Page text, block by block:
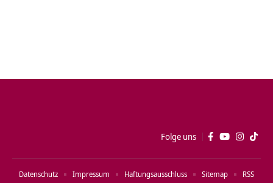
Folge uns
Datenschutz Impressum Haftungsausschluss Sitemap RSS